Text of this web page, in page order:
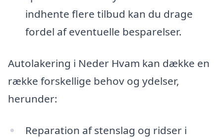
indhente flere tilbud kan du drage
fordel af eventuelle besparelser.
Autolakering i Neder Hvam kan dække en
række forskellige behov og ydelser,
herunder:
Reparation af stenslag og ridser i